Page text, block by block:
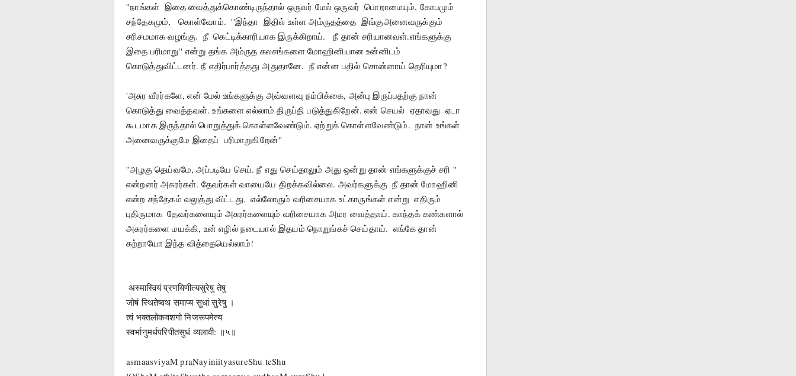
''நாங்கள்  இதை வைத்துக்கொண்டிருந்தால் ஒருவர் மேல் ஒருவர்  பொறாமையும், கோபமும்
சந்தேகமும்,   கொள்வோம்.  ''இந்தா  இதில் உள்ள அம்ருதத்தை  இங்குஅனைவருக்கும்
சரிசமமாக வழங்கு.  நீ  கெட்டிக்காரியாக இருக்கிறாய்.   நீ தான் சரியானவள்.எங்களுக்கு
இதை பரிமாறு'' என்று தங்க அம்ருத கலசங்களை மோஹினியான உன்னிடம்
கொடுத்துவிட்டனர். நீ எதிர்பார்த்தது அதுதானே.  நீ என்ன பதில் சொன்னாய் தெரியுமா?
'அசுர வீரர்களே, என் மேல் உங்களுக்கு அவ்வளவு நம்பிக்கை, அன்பு இருப்பதற்கு நான்
கொடுத்து வைத்தவள். உங்களை எல்லாம் திருப்தி படுத்துகிறேன். என் செயல்  ஏதாவது  ஏடா
கூடமாக இருந்தால் பொறுத்துக் கொள்ளவேண்டும். ஏற்றுக் கொள்ளவேண்டும்.  நான் உங்கள்
அனைவருக்குமே இதைப்  பரிமாறுகிறேன்''
''அழகு தெய்வமே, அப்படியே செய். நீ எது செய்தாலும் அது ஒன்று தான் எங்களுக்குச் சரி ''
என்றனர் அசுரர்கள். தேவர்கள் வாயையே திறக்கவில்லை. அவர்களுக்கு  நீ தான் மோஹினி
என்ற சந்தேகம் வலுத்து விட்டது.  எல்லோரும் வரிசையாக உட்காருங்கள் என்று  எதிரும்
புதிருமாக  தேவர்களையும் அசுரர்களையும் வரிசையாக அமர வைத்தாய். காந்தக் கண்களால்
அசுரர்களை மயக்கி, உன் எழில் நடையால் இதயம் நொறுங்கச் செய்தாய்.  எங்கே தான்
கற்றாயோ இந்த வித்தையெல்லாம்!
अस्मास्वियं प्रणयिणीत्यसुरेषु तेषु
जोषं स्थितेष्वथ समाप्य सुधां सुरेषु ।
त्वं भक्तलोकवशगो निजरूपमेत्य
स्वर्भानुमर्धपरिपीतसुधं व्यलावी: ॥५॥
asmaasviyaM praNayiniityasureShu teShu